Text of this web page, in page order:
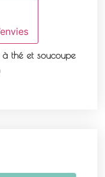
thé et soucoupe